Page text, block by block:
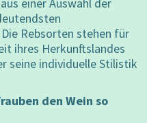
Rebsorten stehen für
ihres Herkunftslandes
seine individuelle Stilistik
den Wein so